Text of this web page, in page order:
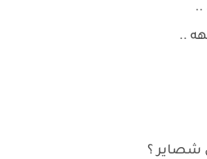
..
..
شصاير ؟